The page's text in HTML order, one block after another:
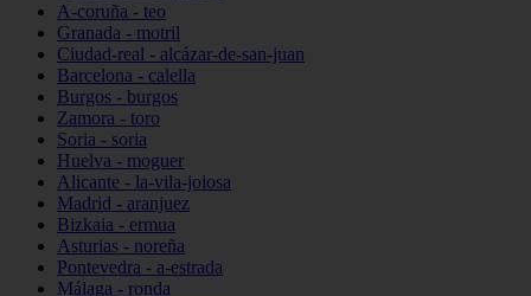
A-coruña - teo
Granada - motril
Ciudad-real - alcázar-de-san-juan
Barcelona - calella
Burgos - burgos
Zamora - toro
Soria - soria
Huelva - moguer
Alicante - la-vila-joiosa
Madrid - aranjuez
Bizkaia - ermua
Asturias - noreña
Pontevedra - a-estrada
Málaga - ronda